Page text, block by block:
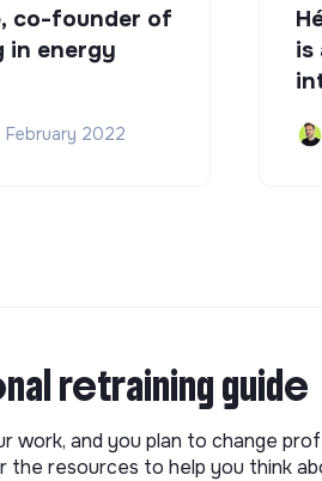
co-founder of
in energy
February 2022
is
retraining guide
work, and you plan to change
the resources to help you think